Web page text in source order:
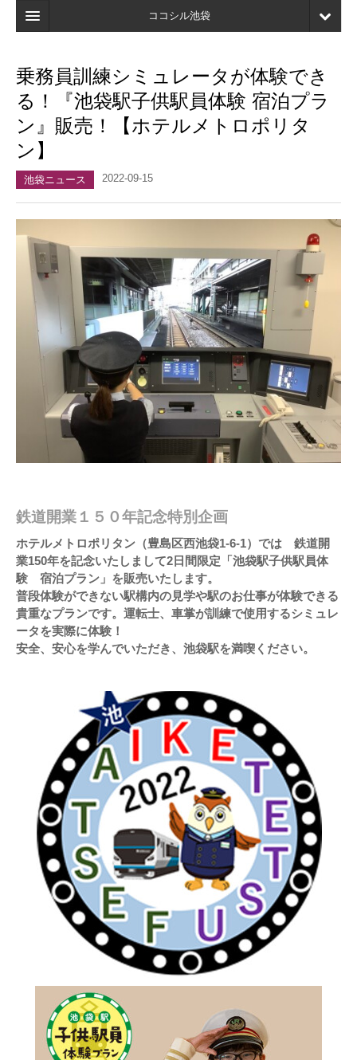
ココシル池袋
検索
店舗・施設最新情報
口コミ
マイページ
乗務員訓練シミュレータが体験でき
る！『池袋駅子供駅員体験 宿泊プラ
ン』販売！【ホテルメトロポリタ
ン】
池袋ニュース 2022-09-15
鉄道開業１５０年記念特別企画
ホテルメトロポリタン（豊島区西池袋1-6-1）では 鉄道開
業150年を記念いたしまして2日間限定「池袋駅子供駅員体
験 宿泊プラン」を販売いたします。
普段体験ができない駅構内の見学や駅のお仕事が体験できる
貴重なプランです。運転士、車掌が訓練で使用するシミュレ
ータを実際に体験！
安全、安心を学んでいただき、池袋駅を満喫ください。